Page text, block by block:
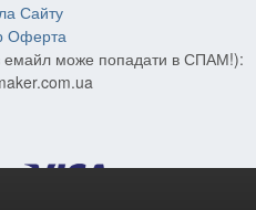
Сайту
Оферта
в емайл може попадати в СПАМ!):